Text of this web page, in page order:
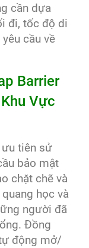
cần dựa
đi, tốc độ di
cầu về
Barrier
Vực
tiên sử
bảo mật
chặt chẽ và
học và
người đã
Đồng
động mở/